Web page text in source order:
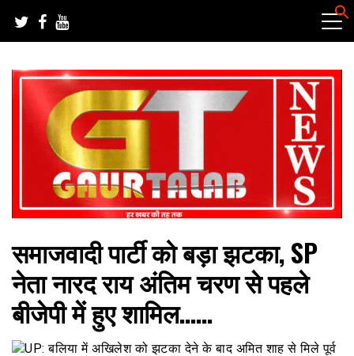
content
गौरतलब न्यूज
समाजवादी पार्टी को बड़ा झटका, SP
नेता नारद राय अंतिम चरण से पहले
बीजेपी में हुए शामिल……